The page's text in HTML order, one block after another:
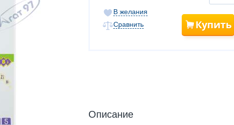
В желания
Сравнить
Купить
Описание